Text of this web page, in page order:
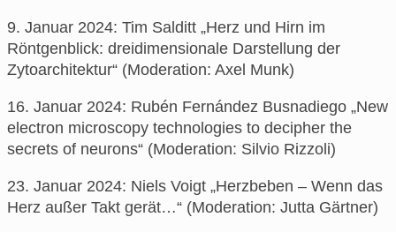
9. Januar 2024: Tim Salditt „Herz und Hirn im
Röntgenblick: dreidimensionale Darstellung der
Zytoarchitektur“ (Moderation: Axel Munk)
16. Januar 2024: Rubén Fernández Busnadiego „New
electron microscopy technologies to decipher the
secrets of neurons“ (Moderation: Silvio Rizzoli)
23. Januar 2024: Niels Voigt „Herzbeben – Wenn das
Herz außer Takt gerät…“ (Moderation: Jutta Gärtner)